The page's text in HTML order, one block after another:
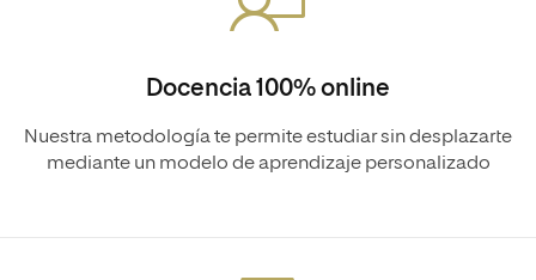
Docencia 100% online
Nuestra metodología te permite estudiar sin desplazarte
mediante un modelo de aprendizaje personalizado